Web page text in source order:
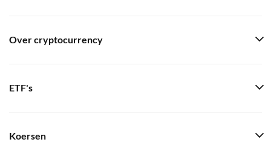
Over cryptocurrency
ETF's
Koersen